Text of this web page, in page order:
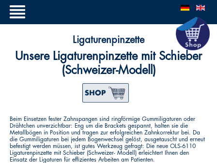
Ligaturenpinzette
Unsere Ligaturenpinzette mit Schieber
(Schweizer-Modell)
Beim Einsetzen fester Zahnspangen sind ringförmige Gummiligaturen oder
Drähtchen unverzichtbar: Eng um die Brackets gespannt, halten sie die
Metallbögen in Position und tragen zur erfolgreichen Zahnkorrektur bei. Da
die Gummiligaturen bei jedem Bogenwechsel gelöst, ausgetauscht und erneut
befestigt werden müssen, ist gutes Werkzeug gefragt: Die neue OLS-6110
Ligaturenpinzette mit Schieber (Schweizer- Modell) erleichtert Ihnen den
Einsatz der Ligaturen für effizientes Arbeiten am Patienten.